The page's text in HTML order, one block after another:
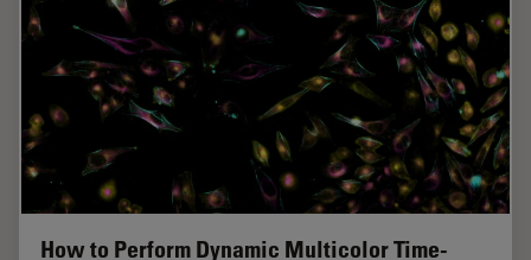
How to Perform Dynamic Multicolor Time-